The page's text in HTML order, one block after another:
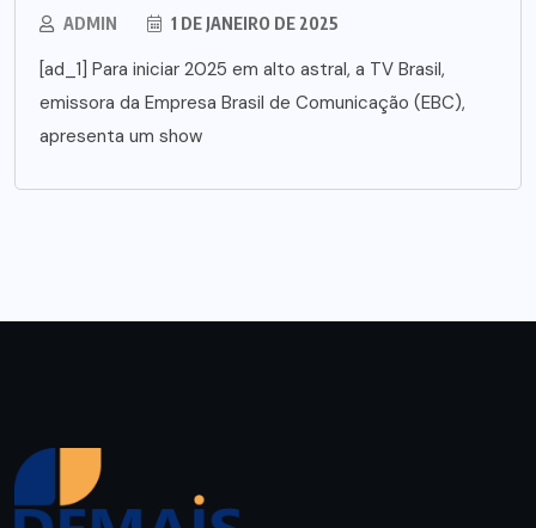
ADMIN 1 DE JANEIRO DE 2025
[ad_1] Para iniciar 2025 em alto astral, a TV Brasil,
emissora da Empresa Brasil de Comunicação (EBC),
apresenta um show